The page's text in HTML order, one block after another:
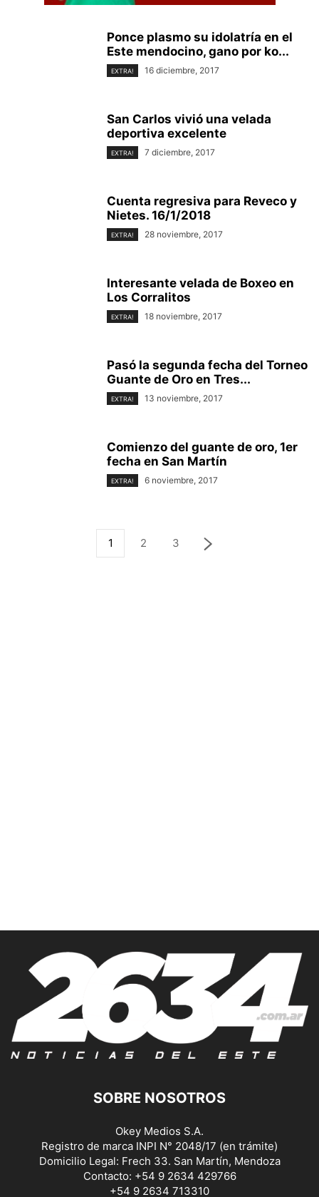
Ponce plasmo su idolatría en el
Este mendocino, gano por ko...
EXTRA! 16 diciembre, 2017
San Carlos vivió una velada
deportiva excelente
EXTRA! 7 diciembre, 2017
Cuenta regresiva para Reveco y
Nietes. 16/1/2018
EXTRA! 28 noviembre, 2017
Interesante velada de Boxeo en
Los Corralitos
EXTRA! 18 noviembre, 2017
Pasó la segunda fecha del Torneo
Guante de Oro en Tres...
EXTRA! 13 noviembre, 2017
Comienzo del guante de oro, 1er
fecha en San Martín
EXTRA! 6 noviembre, 2017
1 2 3
SOBRE NOSOTROS
Okey Medios S.A.
Registro de marca INPI N° 2048/17 (en trámite)
Domicilio Legal: Frech 33. San Martín, Mendoza
Contacto: +54 9 2634 429766
+54 9 2634 713310